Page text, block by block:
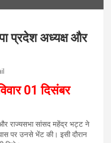
प्रदेश अध्यक्ष और
01 दिसंबर
और राज्यसभा सांसद महेंद्र भट्ट ने
पर उनसे भेंट की। इसी दाैरान